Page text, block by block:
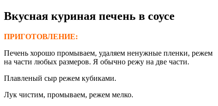
Вкусная куриная печень в соусе
ПРИГОТОВЛЕНИЕ:
Печень хорошо промываем, удаляем ненужные пленки, режем
на части любых размеров. Я обычно режу на две части.
Плавленый сыр режем кубиками.
Лук чистим, промываем, режем мелко.